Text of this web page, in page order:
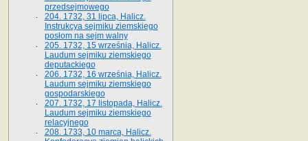
przedsejmowego
204. 1732, 31 lipca, Halicz.
Instrukcya sejmiku ziemskiego
posłom na sejm walny
205. 1732, 15 września, Halicz.
Laudum sejmiku ziemskiego
deputackiego
206. 1732, 16 września, Halicz.
Laudum sejmiku ziemskiego
gospodarskiego
207. 1732, 17 listopada, Halicz.
Laudum sejmiku ziemskiego
relacyjnego
208. 1733, 10 marca, Halicz.